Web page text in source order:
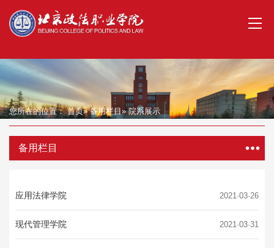
您所在的位置：首页»备用栏目» 院系展示
备用栏目
2021·03·26
应用法律学院
2021·03·31
现代管理学院